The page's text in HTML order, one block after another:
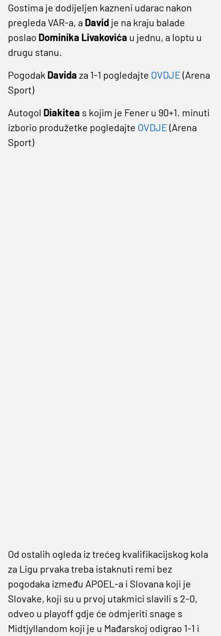
Gostima je dodijeljen kazneni udarac nakon
pregleda VAR-a, a David je na kraju balade
poslao Dominika Livakovića u jednu, a loptu u
drugu stanu.
Pogodak Davida za 1-1 pogledajte OVDJE (Arena
Sport)
Autogol Diakitea s kojim je Fener u 90+1. minuti
izborio produžetke pogledajte OVDJE (Arena
Sport)
Od ostalih ogleda iz trećeg kvalifikacijskog kola
za Ligu prvaka treba istaknuti remi bez
pogodaka između APOEL-a i Slovana koji je
Slovake, koji su u prvoj utakmici slavili s 2-0,
odveo u playoff gdje će odmjeriti snage s
Midtjyllandom koji je u Mađarskoj odigrao 1-1 i